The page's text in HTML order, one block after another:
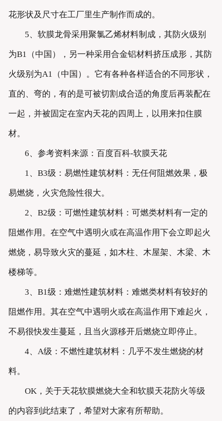
花形状及尺寸在工厂里生产制作而成的。
5、软膜龙骨采用聚氯乙烯材料制成，其防火级别
为B1（中国），另一种采用合金铝材料挤压成形，其防
火级别为A1（中国）。它有各种各样适合的不同形状，
直的、弯的，有的是可被切割成合适的角度后再装配在
一起，并被固定在室内天花的四周上，以用来扣住膜
材。
6、参考资料来源：百度百科-软膜天花
1、B3级：易燃性建筑材料：无任何阻燃效果，极
易燃烧，火灾危险性很大。
2、B2级：可燃性建筑材料：可燃类材料有一定的
阻燃作用。在空气中遇明火或在高温作用下会立即起火
燃烧，易导致火灾的蔓延，如木柱、木屋架、木梁、木
楼梯等。
3、B1级：难燃性建筑材料：难燃类材料有较好的
阻燃作用。其在空气中遇明火或在高温作用下难起火，
不易很快发生蔓延，且当火源移开后燃烧立即停止。
4、A级：不燃性建筑材料：几乎不发生燃烧的材
料。
OK，关于天花软膜燃烧大全和软膜天花防火等级
的内容到此结束了，希望对大家有所帮助。